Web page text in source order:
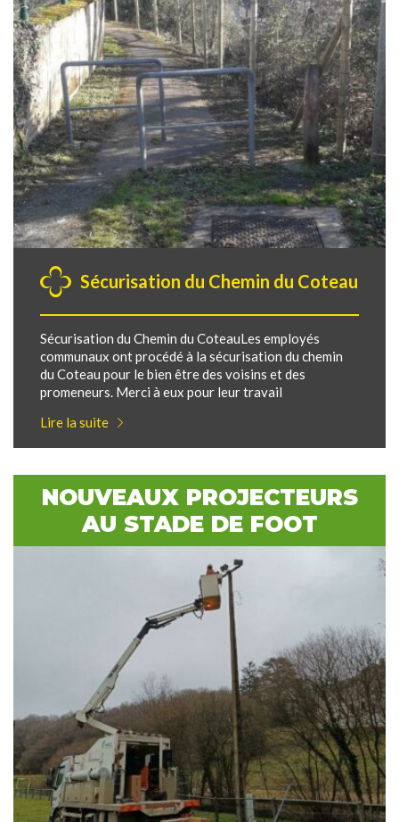
Sécurisation du Chemin du Coteau
Sécurisation du Chemin du CoteauLes employés
communaux ont procédé à la sécurisation du chemin
du Coteau pour le bien être des voisins et des
promeneurs. Merci à eux pour leur travail
Lire la suite
NOUVEAUX PROJECTEURS
AU STADE DE FOOT